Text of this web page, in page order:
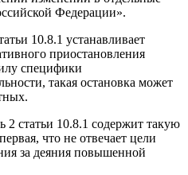
Федерации».
10.8.1 устанавливает
приостановления
специфики
такая остановка может
2 статьи 10.8.1 содержит такую
что не отвечает цели
за деяния повышенной